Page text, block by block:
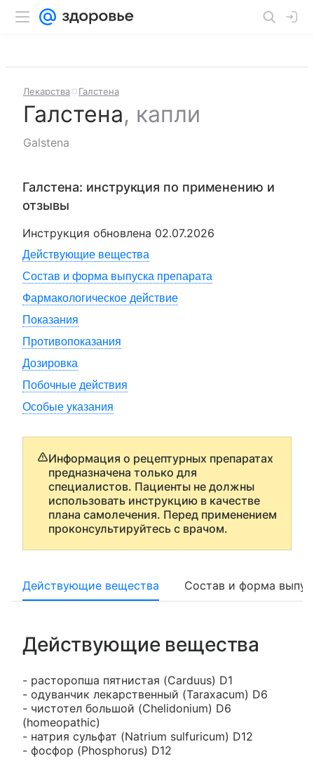
Лекарства Галстена
Галстена, капли
Galstena
Галстена: инструкция по применению и
отзывы
Инструкция обновлена 02.07.2026
Действующие вещества
Состав и форма выпуска препарата
Фармакологическое действие
Показания
Противопоказания
Дозировка
Побочные действия
Особые указания
Информация о рецептурных препаратах
предназначена только для
специалистов. Пациенты не должны
использовать инструкцию в качестве
плана самолечения. Перед применением
проконсультируйтесь с врачом.
Действующие вещества Состав и форма
Действующие вещества
- расторопша пятнистая (Carduus) D1
- одуванчик лекарственный (Taraxacum) D6
- чистотел большой (Chelidonium) D6
(homeopathic)
- натрия сульфат (Natrium sulfuricum) D12
- фосфор (Phosphorus) D12